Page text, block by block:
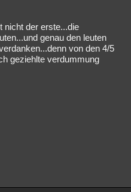
nicht der erste...die
genau den leuten
von den 4/5
geziehlte verdummung